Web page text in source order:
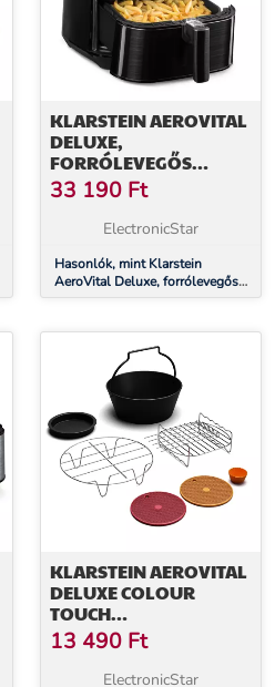
KLARSTEIN AEROVITAL
DELUXE,
FORRÓLEVEGŐS
FRITŐZ, 1700 W, 5,4 L,
ROZSDAMENTES ACÉL
33 190 Ft
ElectronicStar
Hasonlók, mint Klarstein
AeroVital Deluxe, forrólevegős
fritőz, 1700 W, 5,4 l,
KLARSTEIN AEROVITAL
DELUXE COLOUR
TOUCH
TARTOZÉKKÉSZLET, 6
DARAB,
ÉLELMISZEREKHEZ
13 490 Ft
ElectronicStar